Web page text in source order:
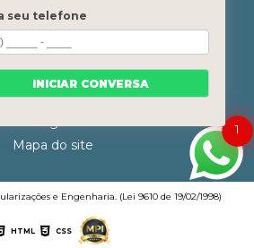
Quem Somos
Blog
Serviços
Contato
Mapa do site
e Engenharia. (Lei 9610 de 19/02/1998)
HTML CSS
1
seu telefone
INICIAR CONVERSA